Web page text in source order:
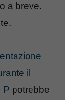
a breve.
il
P potrebbe